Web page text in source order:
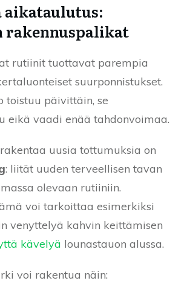
rakennuspalikat
rutiinit tuottavat parempia
suurponnistukset.
toistuu päivittäin, se
eikä vaadi enää tahdonvoimaa.
uusia tottumuksia on
: liität uuden terveellisen tavan
olevaan rutiiniin.
voi tarkoittaa esimerkiksi
venyttelyä kahvin keittämisen
kävelyä lounastauon alussa.
voi rakentua näin: